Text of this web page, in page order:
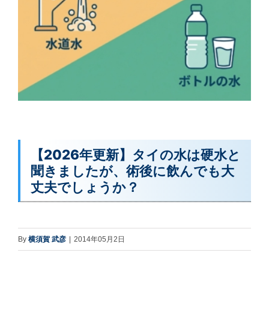
【2026年更新】タイの水は硬水と
聞きましたが、術後に飲んでも大
丈夫でしょうか？
By 横須賀 武彦 | 2014年05月2日